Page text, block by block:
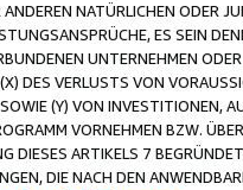
ANDEREN NATÜRLICHEN ODER
ES SEIN
UNTERNEHMEN
DES VERLUSTS VON
(Y) VON INVESTITIONEN,
VORNEHMEN BZW.
DIESES ARTIKELS 7
DIE NACH DEN